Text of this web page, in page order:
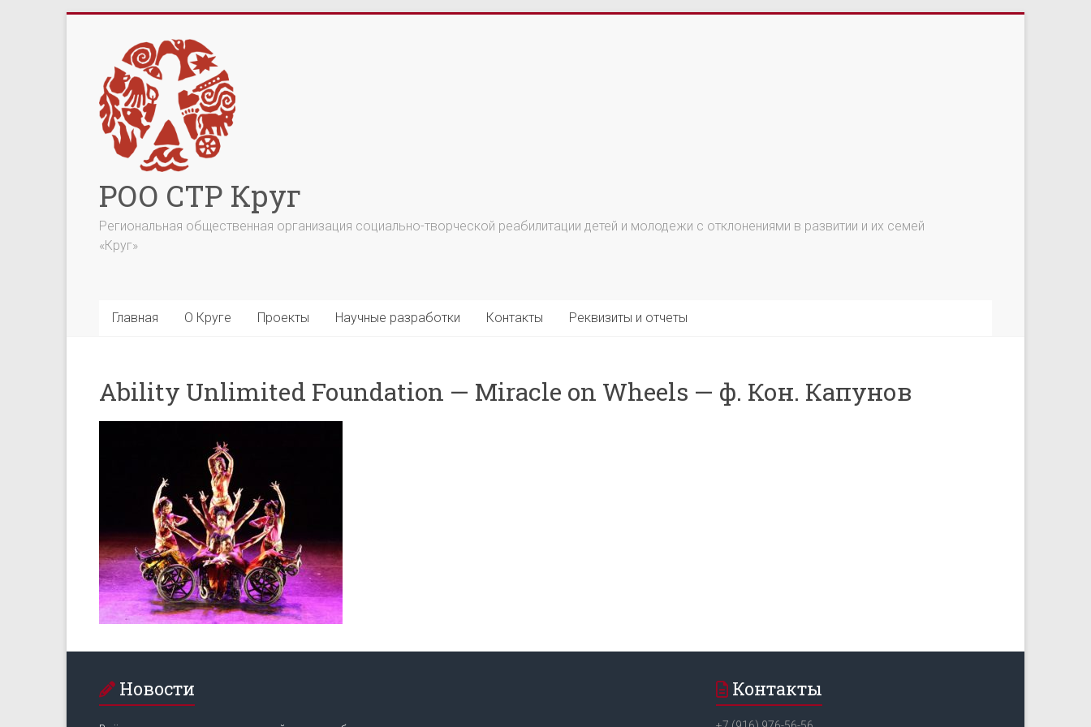
содержимому
РОО СТР Круг
Региональная общественная организация социально-творческой реабилитации детей и молодежи с отклонениями в развитии и их семей
«Круг»
Главная О Круге Проекты Научные разработки Контакты Реквизиты и отчеты
Ability Unlimited Foundation — Miracle on Wheels — ф. Кон. Капунов
Новости Контакты